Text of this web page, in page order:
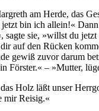
am Herde, das
bin ich allein!«
sie, »willst du
auf den Rücken
gewiß zuvor darum
Förster.« – »Mutter,
Holz läßt unser
mir Reisig.«